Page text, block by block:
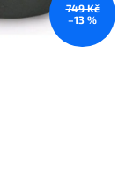
749 Kč
–13 %